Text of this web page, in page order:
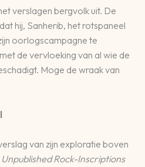
verslagen bergvolk uit. De
hij, Sanherib, het rotspaneel
oorlogscampagne te
de vervloeking van al wie de
Moge de wraak van
van zijn exploratie boven
Rock-Inscriptions